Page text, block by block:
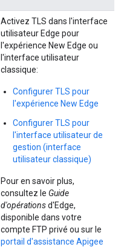
Activez TLS dans l'interface
utilisateur Edge pour
l'expérience New Edge ou
l'interface utilisateur
classique:
Configurer TLS pour
l'expérience New Edge
Configurer TLS pour
l'interface utilisateur de
gestion (interface
utilisateur classique)
Pour en savoir plus,
consultez le Guide
d'opérationsd'Edge,
disponible dans votre
compte FTP privé ou sur le
portail d'assistance Apigee